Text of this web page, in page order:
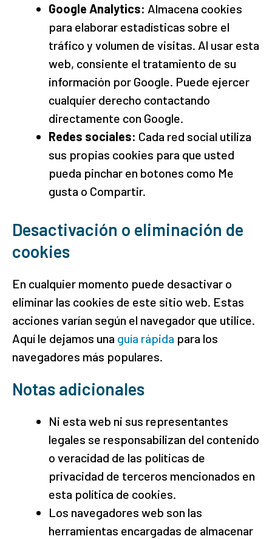
Google Analytics: Almacena cookies
para elaborar estadísticas sobre el
tráfico y volumen de visitas. Al usar esta
web, consiente el tratamiento de su
información por Google. Puede ejercer
cualquier derecho contactando
directamente con Google.
Redes sociales: Cada red social utiliza
sus propias cookies para que usted
pueda pinchar en botones como Me
gusta o Compartir.
Desactivación o eliminación de
cookies
En cualquier momento puede desactivar o
eliminar las cookies de este sitio web. Estas
acciones varían según el navegador que utilice.
Aquí le dejamos una guía rápida para los
navegadores más populares.
Notas adicionales
Ni esta web ni sus representantes
legales se responsabilizan del contenido
o veracidad de las políticas de
privacidad de terceros mencionados en
esta política de cookies.
Los navegadores web son las
herramientas encargadas de almacenar